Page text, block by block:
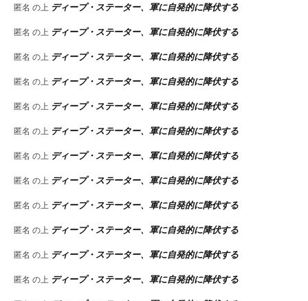
匿名 の上 ディープ・ステーター、軍に自発的に降伏する
匿名 の上 ディープ・ステーター、軍に自発的に降伏する
匿名 の上 ディープ・ステーター、軍に自発的に降伏する
匿名 の上 ディープ・ステーター、軍に自発的に降伏する
匿名 の上 ディープ・ステーター、軍に自発的に降伏する
匿名 の上 ディープ・ステーター、軍に自発的に降伏する
匿名 の上 ディープ・ステーター、軍に自発的に降伏する
匿名 の上 ディープ・ステーター、軍に自発的に降伏する
匿名 の上 ディープ・ステーター、軍に自発的に降伏する
匿名 の上 ディープ・ステーター、軍に自発的に降伏する
匿名 の上 ディープ・ステーター、軍に自発的に降伏する
匿名 の上 ディープ・ステーター、軍に自発的に降伏する